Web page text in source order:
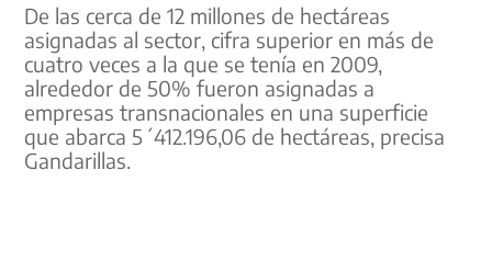
De las cerca de 12 millones de hectáreas
asignadas al sector, cifra superior en más de
cuatro veces a la que se tenía en 2009,
alrededor de 50% fueron asignadas a
empresas transnacionales en una superficie
que abarca 5´412.196,06 de hectáreas, precisa
Gandarillas.